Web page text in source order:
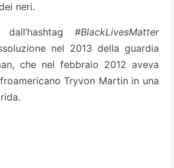
neri.
#BlackLivesMatter
nel 2013 della guardia
che nel febbraio 2012 aveva
Tryvon Martin in una